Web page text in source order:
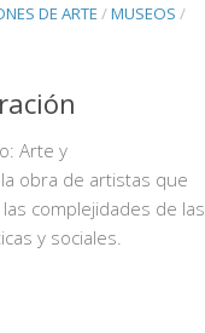
DE ARTE /MUSEOS /
Arte y
obra de artistas que
complejidades de las
y sociales.